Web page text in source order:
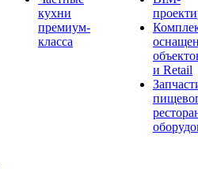
кухни
премиум-
класса
и Retail